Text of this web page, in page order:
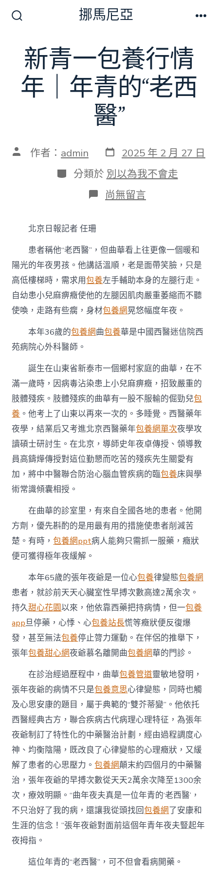
切
換
開
關
挪馬尼亞
新青一包養行情
年｜年青的“老西
醫”
文 作者： admin 發
表
日
期
2025 年 2 月 27 日
分
類
分類於 別以為我不會走
在
〈新
養
行
情
年
｜
年
青
的
西
尚無留言
北京日報記者 任珊
患者稱他“老西醫”，但曲華看上往更像一個暖和
陽光的年夜男孩。他講話溫順，老是面帶笑臉，只是
高低樓梯時，需求用包養左手輔助本身的左腿行走。
自幼患小兒麻痹癥使他的左腿因肌肉嚴重萎縮而不聽
使喚，走路有些瘸，身材包養網晃悠幅度年夜。
本年36歲的包養網曲包養華是中國西醫迷信院西
苑病院心外科醫師。
誕生在山東省新泰市一個鄉村家庭的曲華，在不
滿一歲時，因病毒沾染患上小兒麻痹癥，招致嚴重的
肢體殘疾。肢體殘疾的曲華有一股不服輸的倔勁兒包
養 。他考上了山東以再來一次的。多睡覺。西醫藥年
夜學，結業后又考進北京西醫藥年包養網單次夜學攻
讀碩士研討生。在北京，導師史年夜卓傳授、領導教
員高鑄燁傳授對這位勤懇而吃苦的殘疾先生關愛有
加，將中中醫聯合防治心腦血管疾病的臨包養床與學
術常識傾囊相授。
在曲華的診室里，有來自全國各地的患者。他開
方劑，優先斟酌的是用最有用的措施使患者削減苦
楚。有時，包養網ppt病人能夠只需抓一服藥，癥狀
便可獲得極年夜緩解。
本年65歲的張年夜爺是一位心包養律變態包養網
患者，就診前天天心臟室性早搏次數高達2萬余次。
持久甜心花園以來，他依靠西藥把持病情，但一包養
app旦停藥，心悸、心包養站長慌等癥狀便反復爆
發，甚至無法包養停止膂力運動。在伴侶的推舉下，
張年包養甜心網夜爺慕名離開曲包養網華的門診。
在診治經過歷程中，曲華包養管道靈敏地發明，
張年夜爺的病情不只是包養意思心律變態，同時也觸
及心思安康的題目，屬于典範的“雙芥蒂變”。他依托
西醫經典古方，聯合疾病古代病理心理特征，為張年
夜爺制訂了特性化的中藥醫治計劃，經由過程調度心
神、均衡陰陽，既改良了心律變態的心理癥狀，又緩
解了患者的心思壓力。包養網顛末約四個月的中藥醫
治，張年夜爺的早搏次數從天天2萬余次降至1300余
次，療效明顯。“曲年夜夫真是一位年青的‘老西醫’，
不只治好了我的病，還讓我從頭找回包養網了安康和
生涯的信念！”張年夜爺對面前這個年青年夜夫豎起年
夜拇指。
這位年青的“老西醫”，可不但會看病開藥。